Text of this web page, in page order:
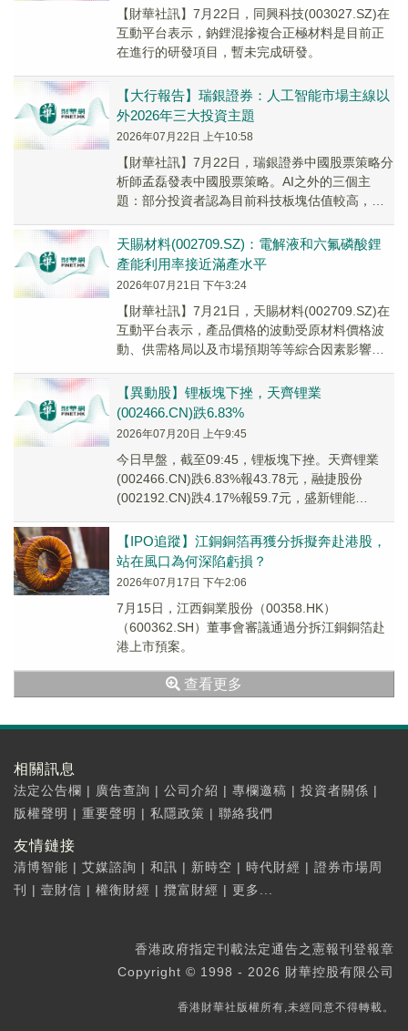
【財華社訊】7月22日，同興科技(003027.SZ)在
互動平台表示，鈉鋰混摻複合正極材料是目前正
在進行的研發項目，暫未完成研發。
【大行報告】瑞銀證券：人工智能市場主線以
外2026年三大投資主題
2026年07月22日 上午10:58
【財華社訊】7月22日，瑞銀證券中國股票策略分
析師孟磊發表中國股票策略。AI之外的三個主
題：部分投資者認為目前科技板塊估值較高，在
平衡投...
天賜材料(002709.SZ)：電解液和六氟磷酸鋰
產能利用率接近滿產水平
2026年07月21日 下午3:24
【財華社訊】7月21日，天賜材料(002709.SZ)在
互動平台表示，產品價格的波動受原材料價格波
動、供需格局以及市場預期等等綜合因素影響。
【異動股】锂板塊下挫，天齊锂業
(002466.CN)跌6.83%
2026年07月20日 上午9:45
今日早盤，截至09:45，锂板塊下挫。天齊锂業
(002466.CN)跌6.83%報43.78元，融捷股份
(002192.CN)跌4.17%報59.7元，盛新锂能
【IPO追蹤】江銅銅箔再獲分拆擬奔赴港股，
站在風口為何深陷虧損？
2026年07月17日 下午2:06
7月15日，江西銅業股份（00358.HK）
（600362.SH）董事會審議通過分拆江銅銅箔赴
港上市預案。
查看更多
相關訊息
法定公告欄 | 廣告查詢 | 公司介紹 | 專欄邀稿 | 投資者關係 |
版權聲明 | 重要聲明 | 私隱政策 | 聯絡我們
友情鏈接
清博智能 | 艾媒諮詢 | 和訊 | 新時空 | 時代財經 | 證券市場周
刊
| 壹財信 | 權衡財經 | 攬富財經 | 更多...
香港政府指定刊載法定通告之憲報刊登報章
Copyright © 1998 - 2026 財華控股有限公司
香港財華社版權所有,未經同意不得轉載。